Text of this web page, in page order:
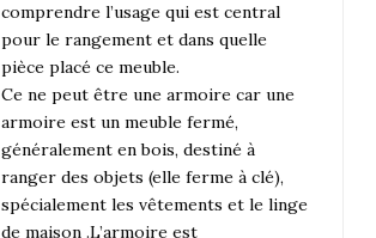
comprendre l’usage qui est central
pour le rangement et dans quelle
pièce placé ce meuble.
Ce ne peut être une armoire car une
armoire est un meuble fermé,
généralement en bois, destiné à
ranger des objets (elle ferme à clé),
spécialement les vêtements et le linge
de maison .L’armoire est